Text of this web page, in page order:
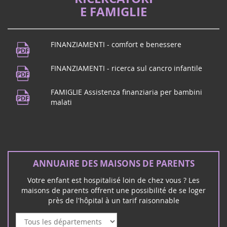
améliorer l'accompagnement des familles d'enfants
gravement malades et handicapées, r...
Février 2026
Vote au Sénat PPL de Vincent Thiébaut - familles
d'enfants malades & handicapés
21
juin
2024
Beaumont! Per celebrare la musica,
concerto di ...
16
2024
Concerto rock a Mérignac (33)
Il gruppo rock Unwanted vi incontra a
Mérignac sabato 16 marzo per un
concerto rock e di solidarietà:
E FAMIGLIE
FINANZIAMENTI - comfort e benessere
FINANZIAMENTI - ricerca sul cancro infantile
FAMIGLIE Assistenza finanziaria per bambini
malati
ANNUAIRE DES MAISONS DE PARENTS
Votre enfant est hospitalisé loin de chez vous ? Les
maisons de parents offrent une possibilité de se loger
près de l'hôpital à un tarif raisonnable